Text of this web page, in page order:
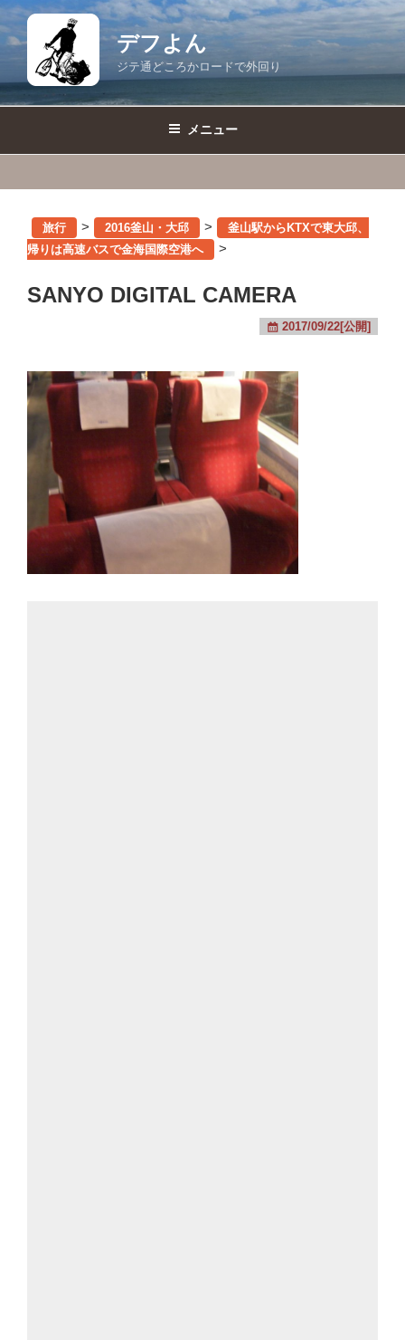
コ
ン
デフよん
ジテ通どころかロードで外回り
メニュー
旅行 > 2016釜山・大邱 >
釜山駅からKTXで東大邱、
帰りは高速バスで金海国際空港へ
>
SANYO DIGITAL CAMERA
2017/09/22[公開]